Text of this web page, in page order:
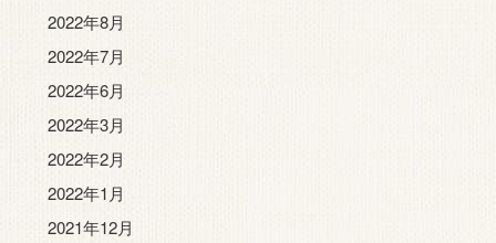
2022年8月
2022年7月
2022年6月
2022年3月
2022年2月
2022年1月
2021年12月